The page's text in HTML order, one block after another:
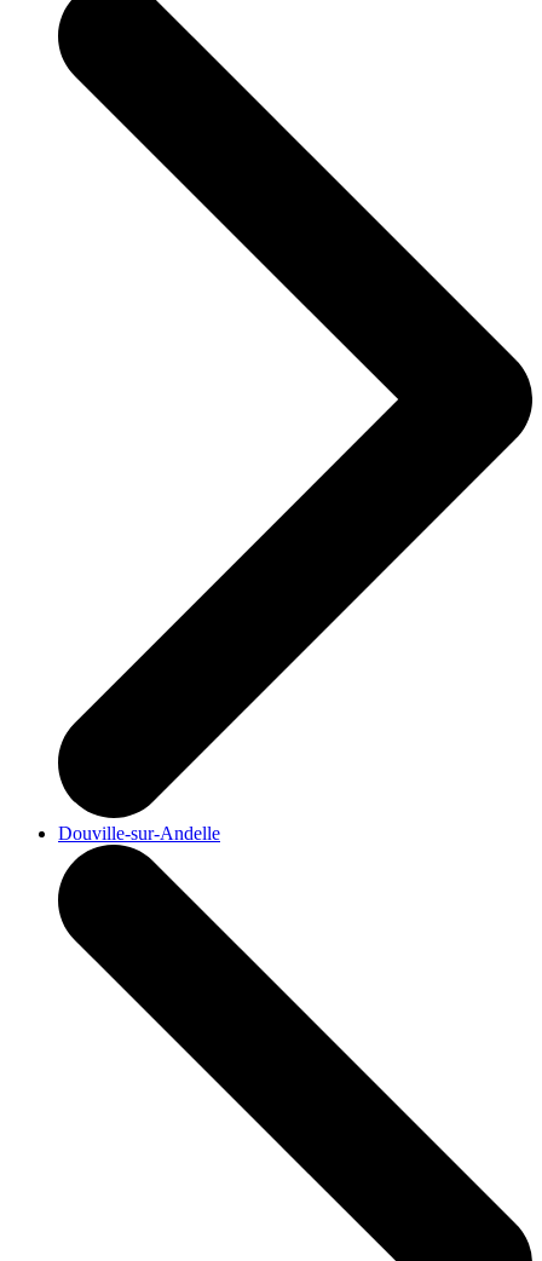
Douville-sur-Andelle